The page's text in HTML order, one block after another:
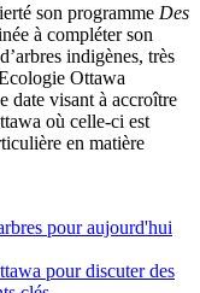
son programme Des
à compléter son
indigènes, très
Ottawa
date visant à accroître
où celle-ci est
en matière
pour aujourd'hui